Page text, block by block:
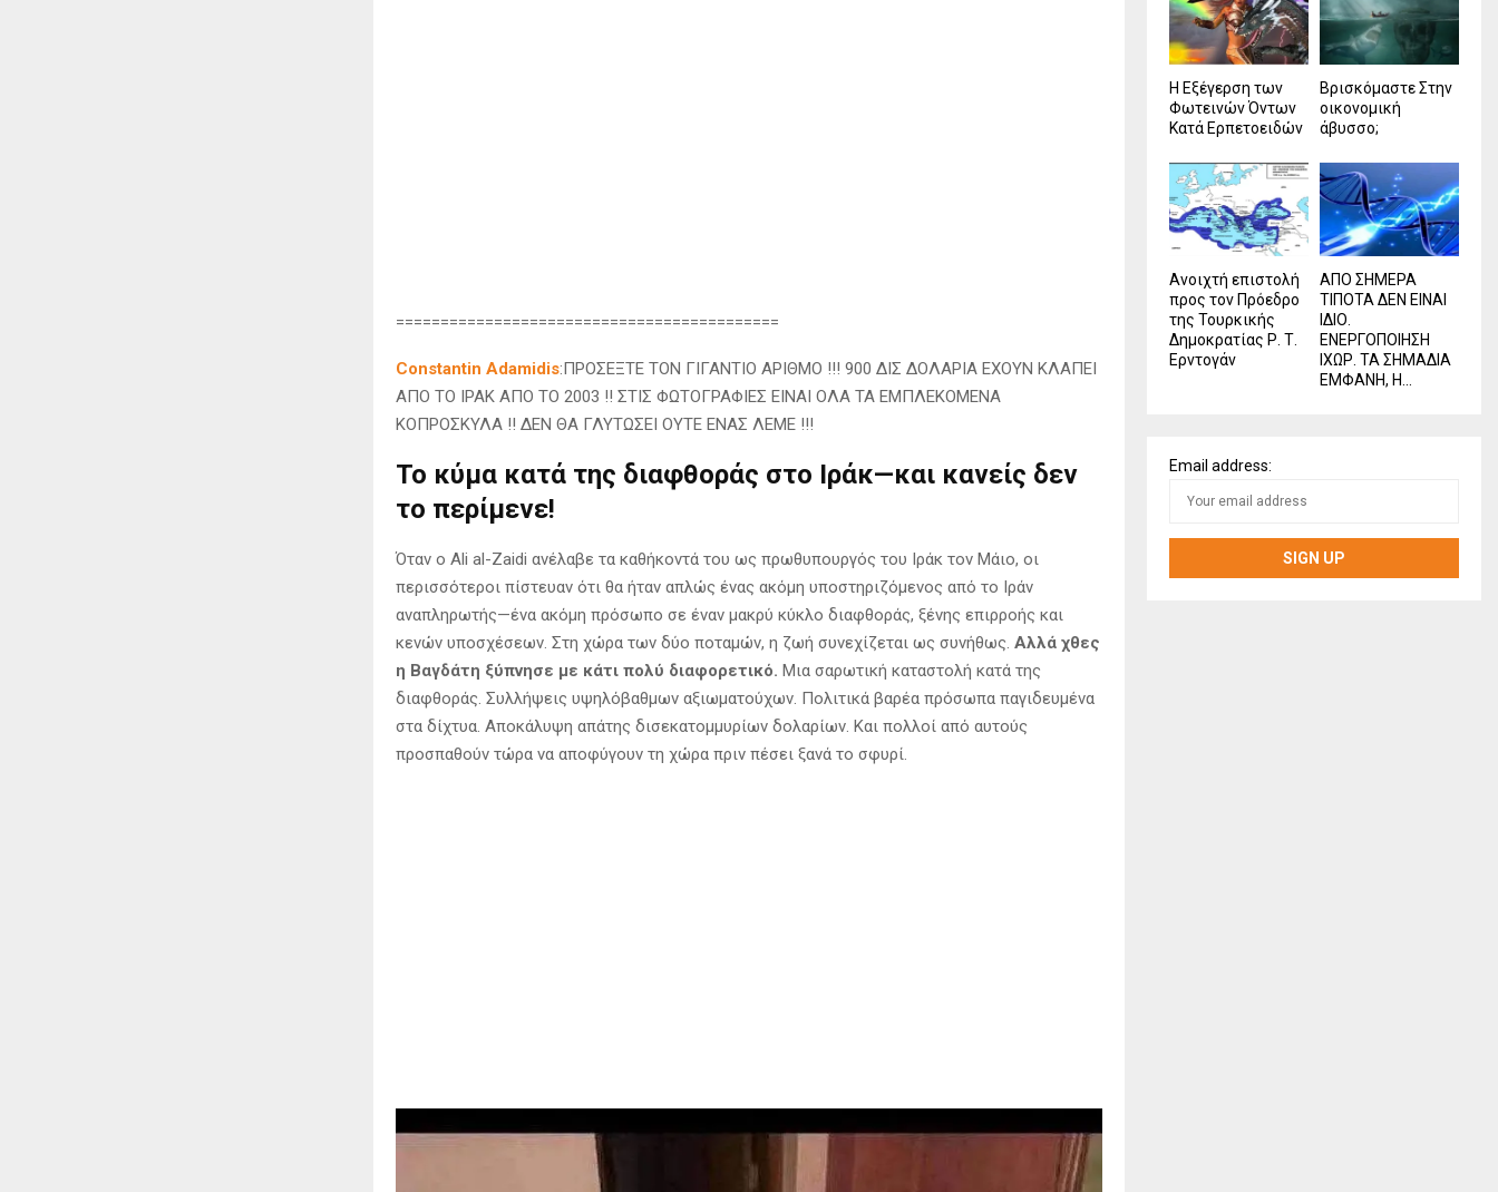
===========================================
Constantin Adamidis:ΠΡΟΣΕΞΤΕ ΤΟΝ ΓΙΓΑΝΤΙΟ ΑΡΙΘΜΟ !!! 900 ΔΙΣ ΔΟΛΑΡΙΑ ΕΧΟΥΝ ΚΛΑΠΕΙ
ΑΠΟ ΤΟ ΙΡΑΚ ΑΠΟ ΤΟ 2003 !! ΣΤΙΣ ΦΩΤΟΓΡΑΦΙΕΣ ΕΙΝΑΙ ΟΛΑ ΤΑ ΕΜΠΛΕΚΟΜΕΝΑ
ΚΟΠΡΟΣΚΥΛΑ !! ΔΕΝ ΘΑ ΓΛΥΤΩΣΕΙ ΟΥΤΕ ΕΝΑΣ ΛΕΜΕ !!!
Το κύμα κατά της διαφθοράς στο Ιράκ—και κανείς δεν
το περίμενε!
Όταν ο Ali al-Zaidi ανέλαβε τα καθήκοντά του ως πρωθυπουργός του Ιράκ τον Μάιο, οι
περισσότεροι πίστευαν ότι θα ήταν απλώς ένας ακόμη υποστηριζόμενος από το Ιράν
αναπληρωτής—ένα ακόμη πρόσωπο σε έναν μακρύ κύκλο διαφθοράς, ξένης επιρροής και
κενών υποσχέσεων. Στη χώρα των δύο ποταμών, η ζωή συνεχίζεται ως συνήθως. Αλλά χθες
η Βαγδάτη ξύπνησε με κάτι πολύ διαφορετικό. Μια σαρωτική καταστολή κατά της
διαφθοράς. Συλλήψεις υψηλόβαθμων αξιωματούχων. Πολιτικά βαρέα πρόσωπα παγιδευμένα
στα δίχτυα. Αποκάλυψη απάτης δισεκατομμυρίων δολαρίων. Και πολλοί από αυτούς
προσπαθούν τώρα να αποφύγουν τη χώρα πριν πέσει ξανά το σφυρί.
Η Εξέγερση των
Φωτεινών Όντων
Κατά Ερπετοειδών
Βρισκόμαστε Στην
οικονομική
άβυσσο;
Ανοιχτή επιστολή
προς τον Πρόεδρο
της Τουρκικής
Δημοκρατίας Ρ. Τ.
Ερντογάν
ΑΠΟ ΣΗΜΕΡΑ
ΤΙΠΟΤΑ ΔΕΝ ΕΙΝΑΙ
ΙΔΙΟ.
ΕΝΕΡΓΟΠΟΙΗΣΗ
ΙΧΩΡ. ΤΑ ΣΗΜΑΔΙΑ
ΕΜΦΑΝΗ, Η...
Email address: